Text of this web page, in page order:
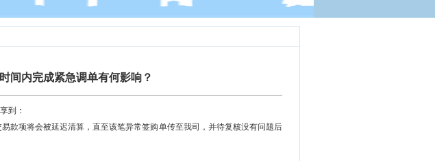
间内完成紧急调单有何影响？
到：
款项将会被延迟清算，直至该笔异常签购单传至我司，并待复核没有问题后